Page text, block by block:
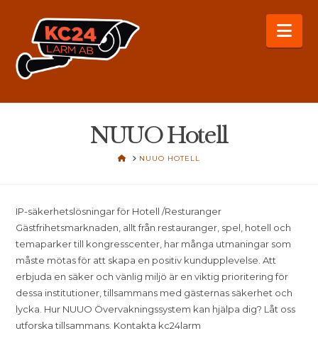
NUUO Hotell
HOMENUUO HOTELL
IP-säkerhetslösningar för Hotell /Resturanger
Gästfrihetsmarknaden, allt från restauranger, spel, hotell och
temaparker till kongresscenter, har många utmaningar som
måste mötas för att skapa en positiv kundupplevelse. Att
erbjuda en säker och vänlig miljö är en viktig prioritering för
dessa institutioner, tillsammans med gästernas säkerhet och
lycka. Hur NUUO Övervakningssystem kan hjälpa dig? Låt oss
utforska tillsammans. Kontakta kc24larm